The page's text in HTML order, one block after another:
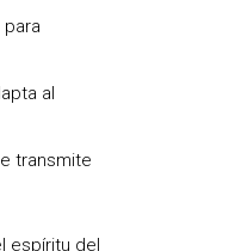
para
al
transmite
espíritu del